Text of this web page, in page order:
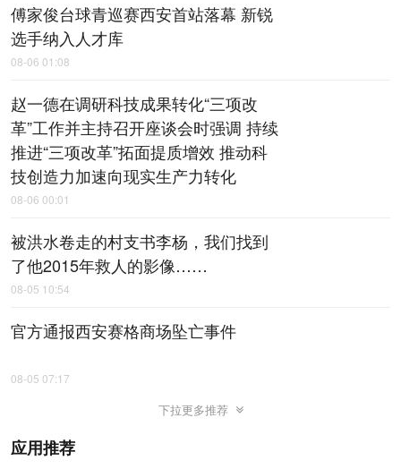
傅家俊台球青巡赛西安首站落幕 新锐
选手纳入人才库
08-06 01:08
赵一德在调研科技成果转化“三项改
革”工作并主持召开座谈会时强调 持续
推进“三项改革”拓面提质增效 推动科
技创造力加速向现实生产力转化
08-06 00:01
被洪水卷走的村支书李杨，我们找到
了他2015年救人的影像……
08-05 10:54
官方通报西安赛格商场坠亡事件
08-05 07:17
下拉更多推荐
应用推荐